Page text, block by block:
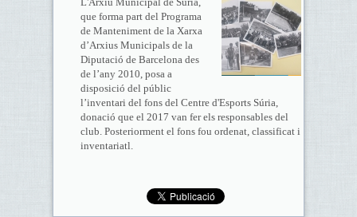
que forma part del Programa
de Manteniment de la Xarxa
d’Arxius Municipals de la
Diputació de Barcelona des
de l’any 2010, posa a
disposició del públic
l’inventari del fons del Centre d'Esports Súria,
donació que el 2017 van fer els responsables del
club. Posteriorment el fons fou ordenat, classificat i
inventariatl.